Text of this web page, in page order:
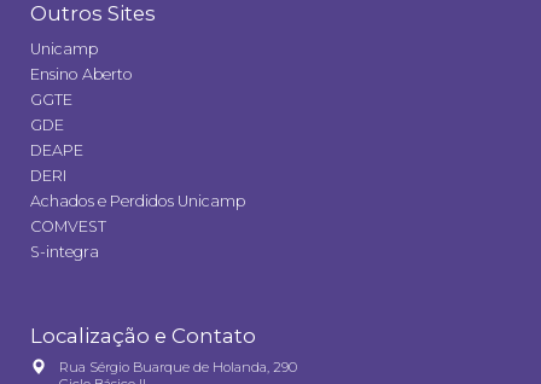
Outros Sites
Unicamp
Ensino Aberto
GGTE
GDE
DEAPE
DERI
Achados e Perdidos Unicamp
COMVEST
S-integra
Localização e Contato
Rua Sérgio Buarque de Holanda, 290